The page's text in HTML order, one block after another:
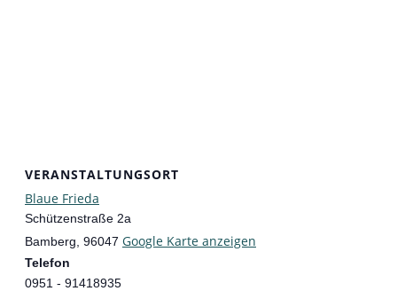
VERANSTALTUNGSORT
Blaue Frieda
Schützenstraße 2a
Bamberg 96047 Google Karte anzeigen
Telefon
0951 - 91418935